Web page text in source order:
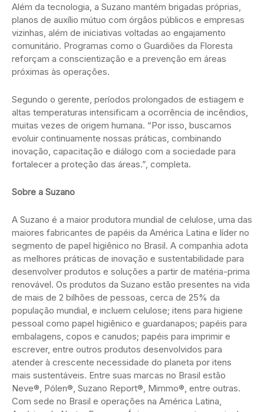
Além da tecnologia, a Suzano mantém brigadas próprias,
planos de auxílio mútuo com órgãos públicos e empresas
vizinhas, além de iniciativas voltadas ao engajamento
comunitário. Programas como o Guardiões da Floresta
reforçam a conscientização e a prevenção em áreas
próximas às operações.
Segundo o gerente, períodos prolongados de estiagem e
altas temperaturas intensificam a ocorrência de incêndios,
muitas vezes de origem humana. “Por isso, buscamos
evoluir continuamente nossas práticas, combinando
inovação, capacitação e diálogo com a sociedade para
fortalecer a proteção das áreas.”, completa.
Sobre a Suzano
A Suzano é a maior produtora mundial de celulose, uma das
maiores fabricantes de papéis da América Latina e líder no
segmento de papel higiênico no Brasil. A companhia adota
as melhores práticas de inovação e sustentabilidade para
desenvolver produtos e soluções a partir de matéria-prima
renovável. Os produtos da Suzano estão presentes na vida
de mais de 2 bilhões de pessoas, cerca de 25% da
população mundial, e incluem celulose; itens para higiene
pessoal como papel higiênico e guardanapos; papéis para
embalagens, copos e canudos; papéis para imprimir e
escrever, entre outros produtos desenvolvidos para
atender à crescente necessidade do planeta por itens
mais sustentáveis. Entre suas marcas no Brasil estão
Neve®, Pólen®, Suzano Report®, Mimmo®, entre outras.
Com sede no Brasil e operações na América Latina,